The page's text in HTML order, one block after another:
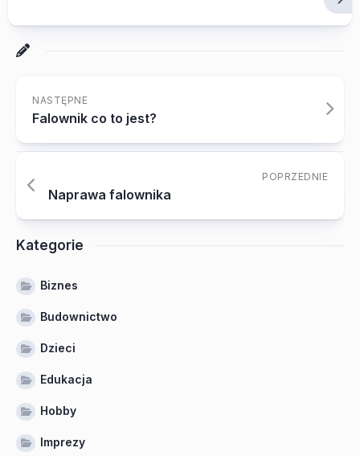
NASTĘPNE
Falownik co to jest?
POPRZEDNIE
Naprawa falownika
Kategorie
Biznes
Budownictwo
Dzieci
Edukacja
Hobby
Imprezy